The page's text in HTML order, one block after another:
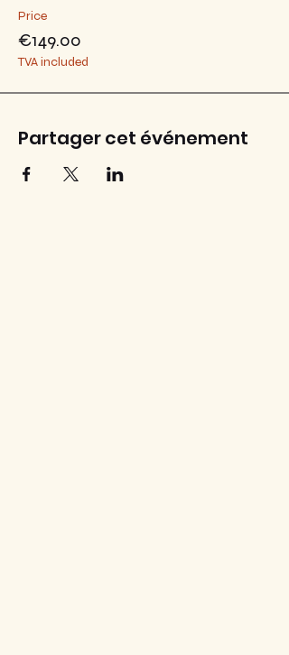
Price
€149.00
TVA included
Partager cet événement